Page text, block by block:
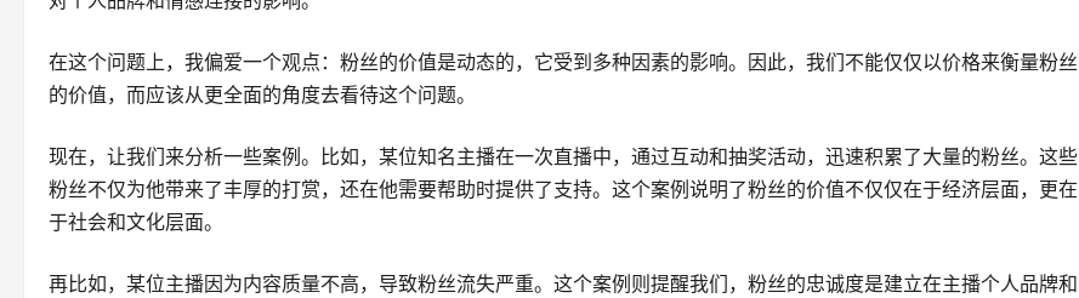
在这个问题上，我偏爱一个观点：粉丝的价值是动态的，它受到多种因素的影响。因此，我们不能仅仅以价格来衡量粉丝
的价值，而应该从更全面的角度去看待这个问题。
现在，让我们来分析一些案例。比如，某位知名主播在一次直播中，通过互动和抽奖活动，迅速积累了大量的粉丝。这些
粉丝不仅为他带来了丰厚的打赏，还在他需要帮助时提供了支持。这个案例说明了粉丝的价值不仅仅在于经济层面，更在
于社会和文化层面。
再比如，某位主播因为内容质量不高，导致粉丝流失严重。这个案例则提醒我们，粉丝的忠诚度是建立在主播个人品牌和